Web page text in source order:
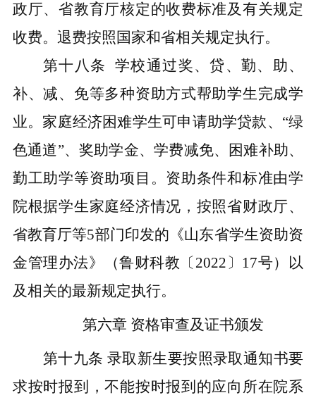
政厅、省教育厅核定的收费标准及有关规定
收费。退费按照国家和省相关规定执行。
第十八条
学校通过奖、贷、勤、助、
补、减、免等多种资助方式帮助学生完成学
业。家庭经济困难学生可申请助学贷款、“绿
色通道”、奖助学金、学费减免、困难补助、
勤工助学等资助项目。资助条件和标准由学
院根据学生家庭经济情况，按照省财政厅、
省教育厅等5部门印发的《山东省学生资助资
金管理办法》（鲁财科教〔2022〕17号）以
及相关的最新规定执行。
第六章 资格审查及证书颁发
第十九条 录取新生要按照录取通知书要
求按时报到，不能按时报到的应向所在院系